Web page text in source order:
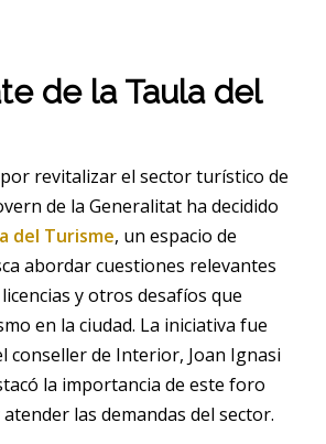
de la Taula del
revitalizar el sector turístico de
de la Generalitat ha decidido
del Turisme, un espacio de
abordar cuestiones relevantes
y otros desafíos que
en la ciudad. La iniciativa fue
conseller de Interior, Joan Ignasi
la importancia de este foro
las demandas del sector.